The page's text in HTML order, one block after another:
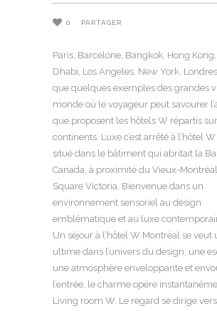
0 PARTAGER
Paris, Barcelone, Bangkok, Hong
Dhabi, Los Angeles, New York,
que quelques exemples des grandes
monde où le voyageur peut savourer
que proposent les hôtels W répartis
continents. Luxe c’est arrêté à l’hôtel
situé dans le bâtiment qui abritait la
Canada, à proximité du Vieux-
Square Victoria. Bienvenue dans un
environnement sensoriel au design
emblématique et au luxe
Un séjour à l’hôtel W Montréal se veut
ultime dans l’univers du design, une
une atmosphère enveloppante et
l’entrée, le charme opère
Living room W. Le regard se dirige